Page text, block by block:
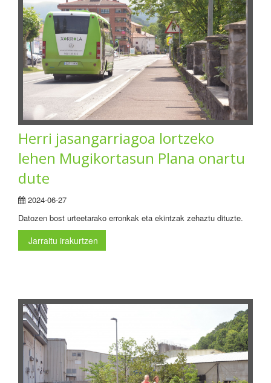
Herri jasangarriagoa lortzeko
lehen Mugikortasun Plana onartu
dute
2024-06-27
Datozen bost urteetarako erronkak eta ekintzak zehaztu dituzte.
Jarraitu irakurtzen